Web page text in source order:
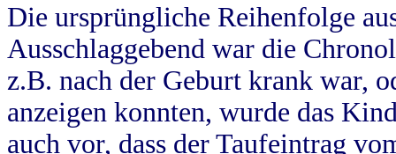
Die ursprüngliche Reihenfolge
Ausschlaggebend war die
z.B. nach der Geburt krank war,
anzeigen konnten, wurde das
auch vor, dass der Taufeintrag